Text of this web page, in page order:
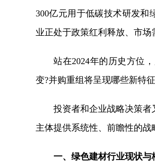
300亿元用于低碳技术研发和
业正处于政策红利释放、市场
站在2024年的历史方位
变?并购重组将呈现哪些新特
投资者和企业战略决策
主体提供系统性、前瞻性的战
一、绿色建材行业现状与